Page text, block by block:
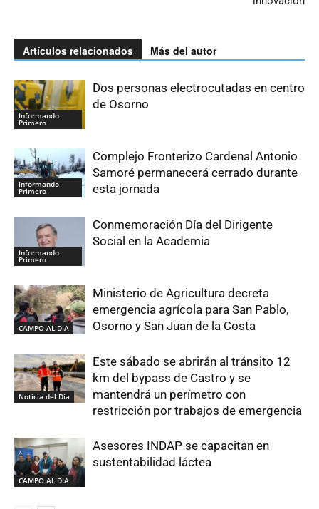
Artículos relacionados Más del autor
Informando
Primero
Dos personas electrocutadas en centro
de Osorno
Informando
Primero
Complejo Fronterizo Cardenal Antonio
Samoré permanecerá cerrado durante
esta jornada
Informando
Primero
Conmemoración Día del Dirigente
Social en la Academia
CAMPO AL DIA
Ministerio de Agricultura decreta
emergencia agrícola para San Pablo,
Osorno y San Juan de la Costa
Noticia del Día
Este sábado se abrirán al tránsito 12
km del bypass de Castro y se
mantendrá un perímetro con
restricción por trabajos de emergencia
CAMPO AL DIA
Asesores INDAP se capacitan en
sustentabilidad láctea